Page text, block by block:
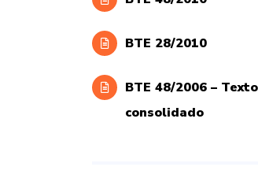
BTE 28/2010
BTE 48/2006 – Texto
consolidado